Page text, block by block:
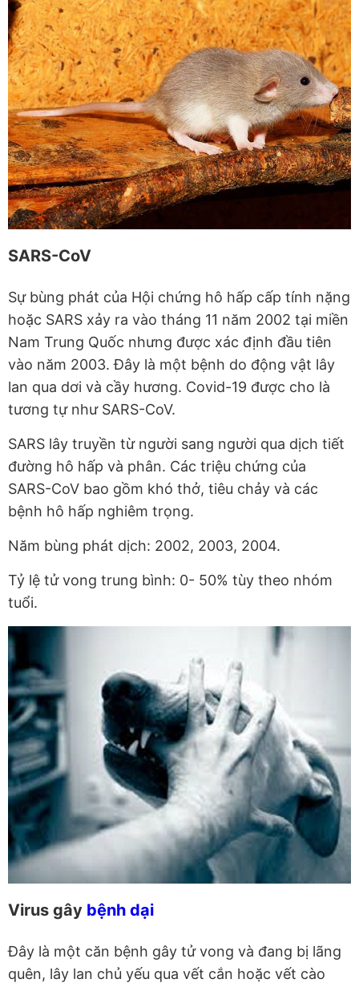
SARS-CoV
Sự bùng phát của Hội chứng hô hấp cấp tính nặng
hoặc SARS xảy ra vào tháng 11 năm 2002 tại miền
Nam Trung Quốc nhưng được xác định đầu tiên
vào năm 2003. Đây là một bệnh do động vật lây
lan qua dơi và cầy hương. Covid-19 được cho là
tương tự như SARS-CoV.
SARS lây truyền từ người sang người qua dịch tiết
đường hô hấp và phân. Các triệu chứng của
SARS-CoV bao gồm khó thở, tiêu chảy và các
bệnh hô hấp nghiêm trọng.
Năm bùng phát dịch: 2002, 2003, 2004.
Tỷ lệ tử vong trung bình: 0- 50% tùy theo nhóm
tuổi.
Virus gây bệnh dại
Đây là một căn bệnh gây tử vong và đang bị lãng
quên, lây lan chủ yếu qua vết cắn hoặc vết cào